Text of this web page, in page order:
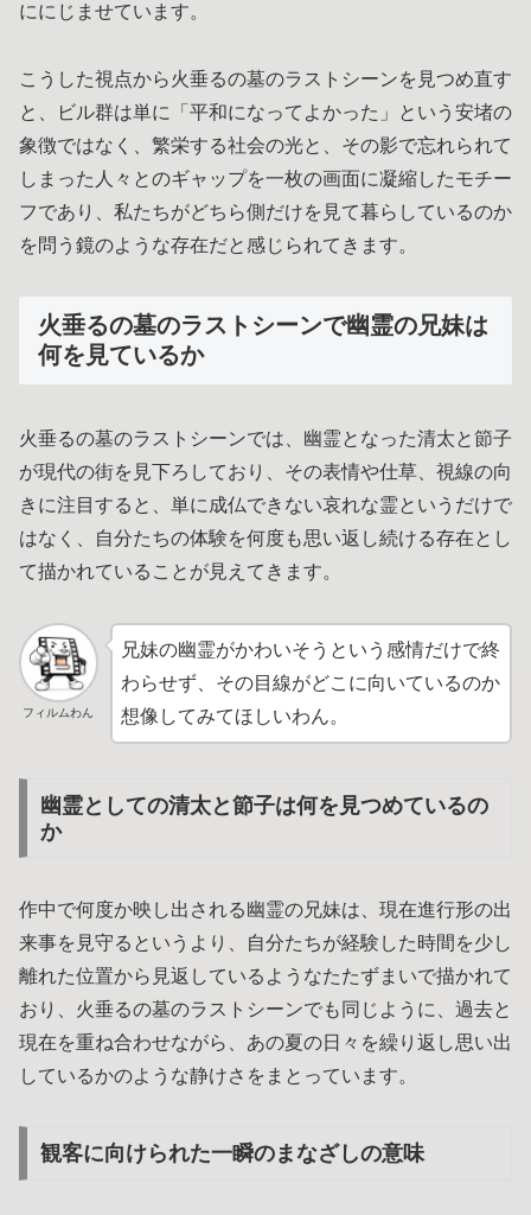
ににじませています。
こうした視点から火垂るの墓のラストシーンを見つめ直す
と、ビル群は単に「平和になってよかった」という安堵の
象徴ではなく、繁栄する社会の光と、その影で忘れられて
しまった人々とのギャップを一枚の画面に凝縮したモチー
フであり、私たちがどちら側だけを見て暮らしているのか
を問う鏡のような存在だと感じられてきます。
火垂るの墓のラストシーンで幽霊の兄妹は
何を見ているか
火垂るの墓のラストシーンでは、幽霊となった清太と節子
が現代の街を見下ろしており、その表情や仕草、視線の向
きに注目すると、単に成仏できない哀れな霊というだけで
はなく、自分たちの体験を何度も思い返し続ける存在とし
て描かれていることが見えてきます。
フィルムわん
兄妹の幽霊がかわいそうという感情だけで終
わらせず、その目線がどこに向いているのか
想像してみてほしいわん。
幽霊としての清太と節子は何を見つめているの
か
作中で何度か映し出される幽霊の兄妹は、現在進行形の出
来事を見守るというより、自分たちが経験した時間を少し
離れた位置から見返しているようなたたずまいで描かれて
おり、火垂るの墓のラストシーンでも同じように、過去と
現在を重ね合わせながら、あの夏の日々を繰り返し思い出
しているかのような静けさをまとっています。
観客に向けられた一瞬のまなざしの意味